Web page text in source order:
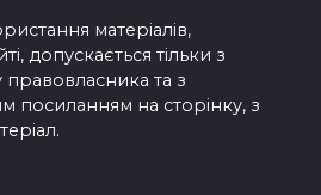
матеріалів,
допускається тільки з
та з
посиланням на сторінку, з